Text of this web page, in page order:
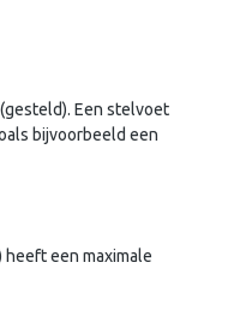
Een stelvoet
bijvoorbeeld een
een maximale